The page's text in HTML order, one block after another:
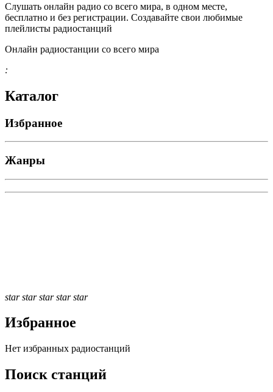
Слушать онлайн радио со всего мира, в одном месте,
бесплатно и без регистрации. Создавайте свои любимые
плейлисты радиостанций
Онлайн радиостанции со всего мира
:
Каталог
Избранное
Жанры
star star star star star
Избранное
Нет избранных радиостанций
Поиск станций